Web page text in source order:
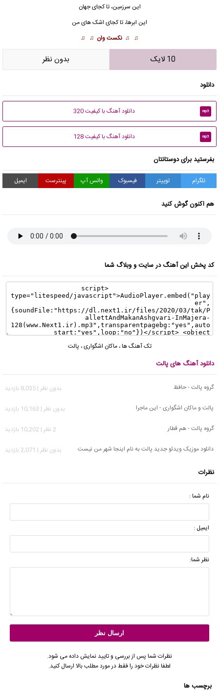
این سرزمین، تا کجای جهان
این ابرها، تا کجای اشک های من
♫ ♫ نکست وان ♫ ♫
10 لایک بدون نظر
دانلود
mp3 دانلود آهنگ با کیفیت 320
mp3 دانلود آهنگ با کیفیت 128
بفرستید برای دوستانتان
تلگرام توییتر فیسبوک واتس آپ پینترست ایمیل
هم اکنون گوش کنید
کد پخش این آهنگ در سایت و وبلاگ شما
تک آهنگ ها،ماکان اشگواری، پالت
دانلود آهنگ های پالت
گروه پالت - حافظ
بدون نظر | 8,035 بازدید
پالت و ماکان اشگواری - این ماجرا
بدون نظر | 10,163 بازدید
گروه پالت - هم قطار
2 نظر | 10,202 بازدید
دانلود موزیک ویدئو جدید پالت به نام اینجا شهر من نیست
بدون نظر | 2,071 بازدید
نظرات
نام شما :
ایمیل :
نظر شما:
نظرات شما پس از بررسی و تایید نمایش داده می شود.
لطفا نظرات خود را فقط در مورد مطلب بالا ارسال کنید.
برچسب ها